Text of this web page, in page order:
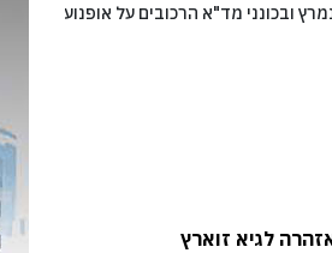
ובכונני מד"א הרכובים על אופנועי
לגיא זוארץ